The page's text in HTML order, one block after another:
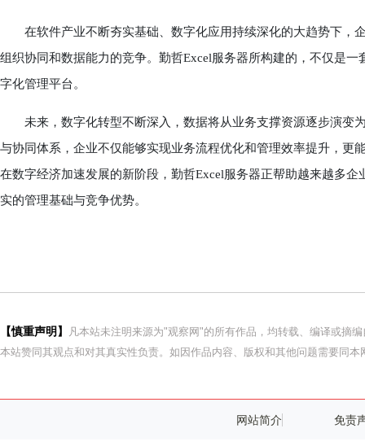
在软件产业不断夯实基础、数字化应用持续深化的大趋势下，
组织协同和数据能力的竞争。勤哲Excel服务器所构建的，不仅是
字化管理平台。
未来，数字化转型不断深入，数据将从业务支撑资源逐步演变
与协同体系，企业不仅能够实现业务流程优化和管理效率提升，更
在数字经济加速发展的新阶段，勤哲Excel服务器正帮助越来越多
实的管理基础与竞争优势。
【慎重声明】
凡本站未注明来源为"观察网"的所有作品，均转载、编译或摘
本站赞同其观点和对其真实性负责。如因作品内容、版权和其他问题需要同本
网站简介 免责